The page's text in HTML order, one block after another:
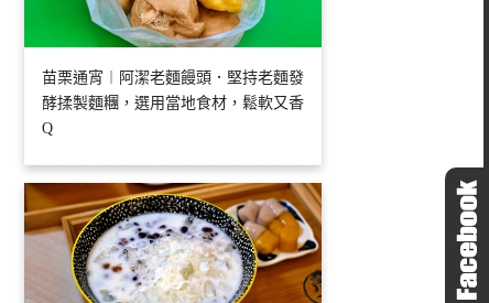
苗栗通宵︱阿潔老麵饅頭．堅持老麵發
酵揉製麵糰，選用當地食材，鬆軟又香
Q